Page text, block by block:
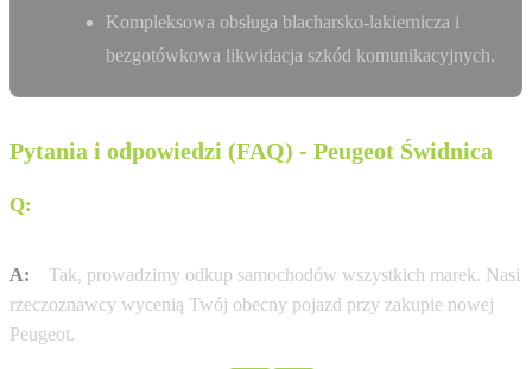
Kompleksowa obsługa blacharsko-lakiernicza i
bezgotówkowa likwidacja szkód komunikacyjnych.
Pytania i odpowiedzi (FAQ) - Peugeot Świdnica
Q:
A:
Tak, prowadzimy odkup samochodów wszystkich marek. Nasi
rzeczoznawcy wycenią Twój obecny pojazd przy zakupie nowej
Peugeot.